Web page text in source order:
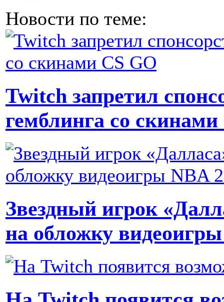
Новости по теме:
Twitch запретил
гемблинга со
Звездный игрок
на обложку